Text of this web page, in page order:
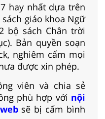
hay nhất dựa trên
giáo khoa Ngữ
bộ sách Chân trời
Bản quyền soạn
nghiêm cấm mọi
được xin phép.
viên và chia sẻ
phù hợp với nội
sẽ bị cấm bình